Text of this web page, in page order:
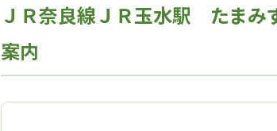
ＪＲ奈良線ＪＲ玉水駅 たまみ
案内